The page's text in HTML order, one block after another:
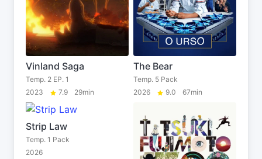
Vinland Saga
Temp. 2 EP. 1
2023
7.9 29min
The Bear
Temp. 5 Pack
2026
9.0 67min
Strip Law
Temp. 1 Pack
2026